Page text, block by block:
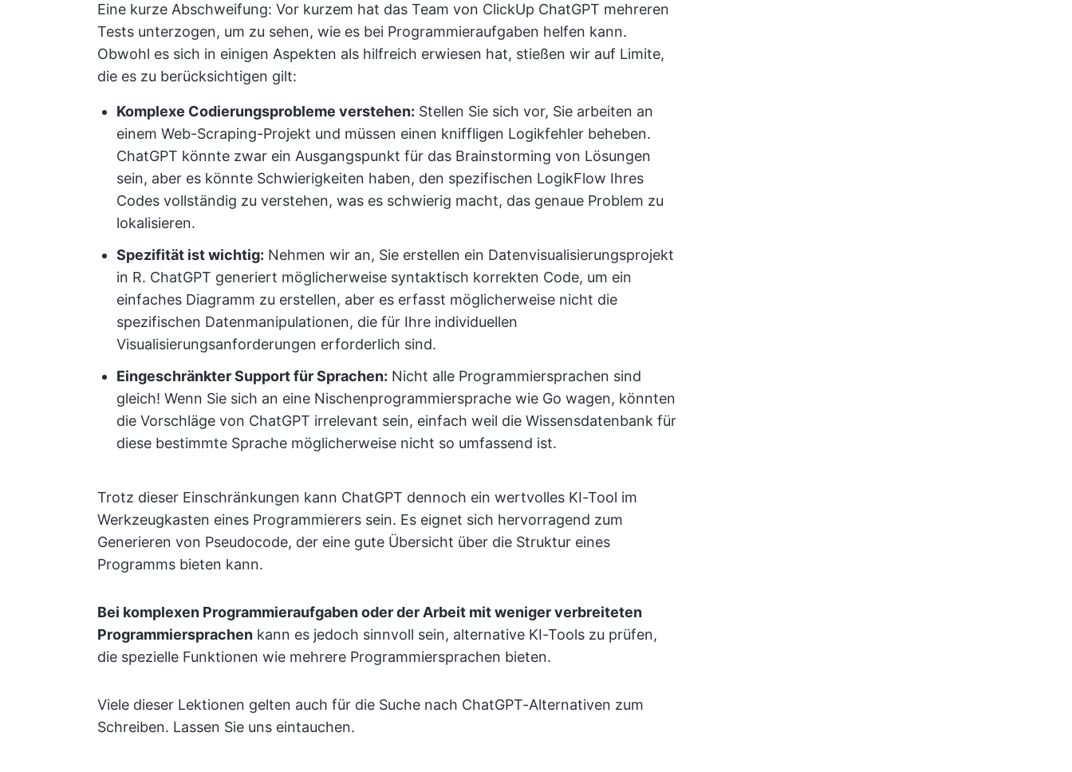
Eine kurze Abschweifung: Vor kurzem hat das Team von ClickUp ChatGPT mehreren
Tests unterzogen, um zu sehen, wie es bei Programmieraufgaben helfen kann.
Obwohl es sich in einigen Aspekten als hilfreich erwiesen hat, stießen wir auf Limite,
die es zu berücksichtigen gilt:
Komplexe Codierungsprobleme verstehen: Stellen Sie sich vor, Sie arbeiten an
einem Web-Scraping-Projekt und müssen einen kniffligen Logikfehler beheben.
ChatGPT könnte zwar ein Ausgangspunkt für das Brainstorming von Lösungen
sein, aber es könnte Schwierigkeiten haben, den spezifischen LogikFlow Ihres
Codes vollständig zu verstehen, was es schwierig macht, das genaue Problem zu
lokalisieren.
Spezifität ist wichtig: Nehmen wir an, Sie erstellen ein Datenvisualisierungsprojekt
in R. ChatGPT generiert möglicherweise syntaktisch korrekten Code, um ein
einfaches Diagramm zu erstellen, aber es erfasst möglicherweise nicht die
spezifischen Datenmanipulationen, die für Ihre individuellen
Visualisierungsanforderungen erforderlich sind.
Eingeschränkter Support für Sprachen: Nicht alle Programmiersprachen sind
gleich! Wenn Sie sich an eine Nischenprogrammiersprache wie Go wagen, könnten
die Vorschläge von ChatGPT irrelevant sein, einfach weil die Wissensdatenbank für
diese bestimmte Sprache möglicherweise nicht so umfassend ist.
Trotz dieser Einschränkungen kann ChatGPT dennoch ein wertvolles KI-Tool im
Werkzeugkasten eines Programmierers sein. Es eignet sich hervorragend zum
Generieren von Pseudocode, der eine gute Übersicht über die Struktur eines
Programms bieten kann.
Bei komplexen Programmieraufgaben oder der Arbeit mit weniger verbreiteten
Programmiersprachen kann es jedoch sinnvoll sein, alternative KI-Tools zu prüfen,
die spezielle Funktionen wie mehrere Programmiersprachen bieten.
Viele dieser Lektionen gelten auch für die Suche nach ChatGPT-Alternativen zum
Schreiben. Lassen Sie uns eintauchen.